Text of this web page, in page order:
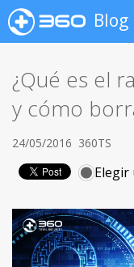
Blog
¿Qué es el
y cómo
24/05/2016 360TS
Elegir